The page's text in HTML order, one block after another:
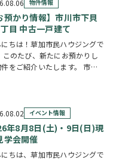
物件情報
預かり情報】市川市下貝
目 中古一戸建て
にちは！草加市民ハウジングで
このたび、新たにお預かりし
をご紹介いたします。 市川
www.century21soka.com/st/
イベント情報
年8月8日(土)・9日(日)現
学会開催
にちは、草加市民ハウジングで